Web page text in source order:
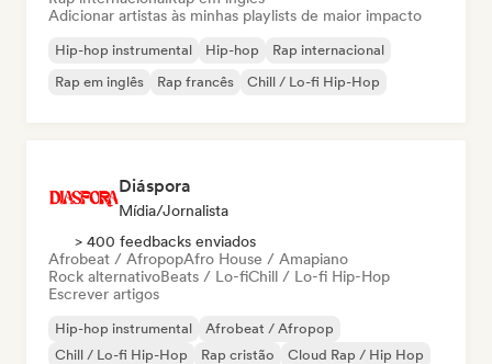
Adicionar artistas às minhas playlists de maior impacto
Hip-hop instrumental Hip-hop
Rap internacional
Rap em inglês
Rap francês Chill / Lo-fi Hip-Hop
Diáspora
Mídia/Jornalista
> 400 feedbacks enviados
Afrobeat / AfropopAfro House / Amapiano
Rock alternativoBeats / Lo-fiChill / Lo-fi Hip-Hop
Escrever artigos
Hip-hop instrumental
Afrobeat / Afropop
Chill / Lo-fi Hip-Hop
Rap cristão
Cloud Rap / Hip Hop